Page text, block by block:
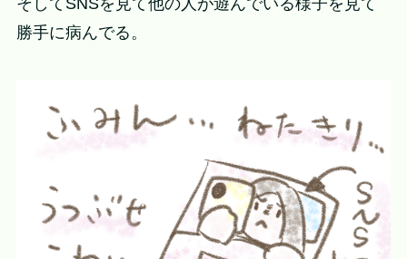
勝手に病んでる。